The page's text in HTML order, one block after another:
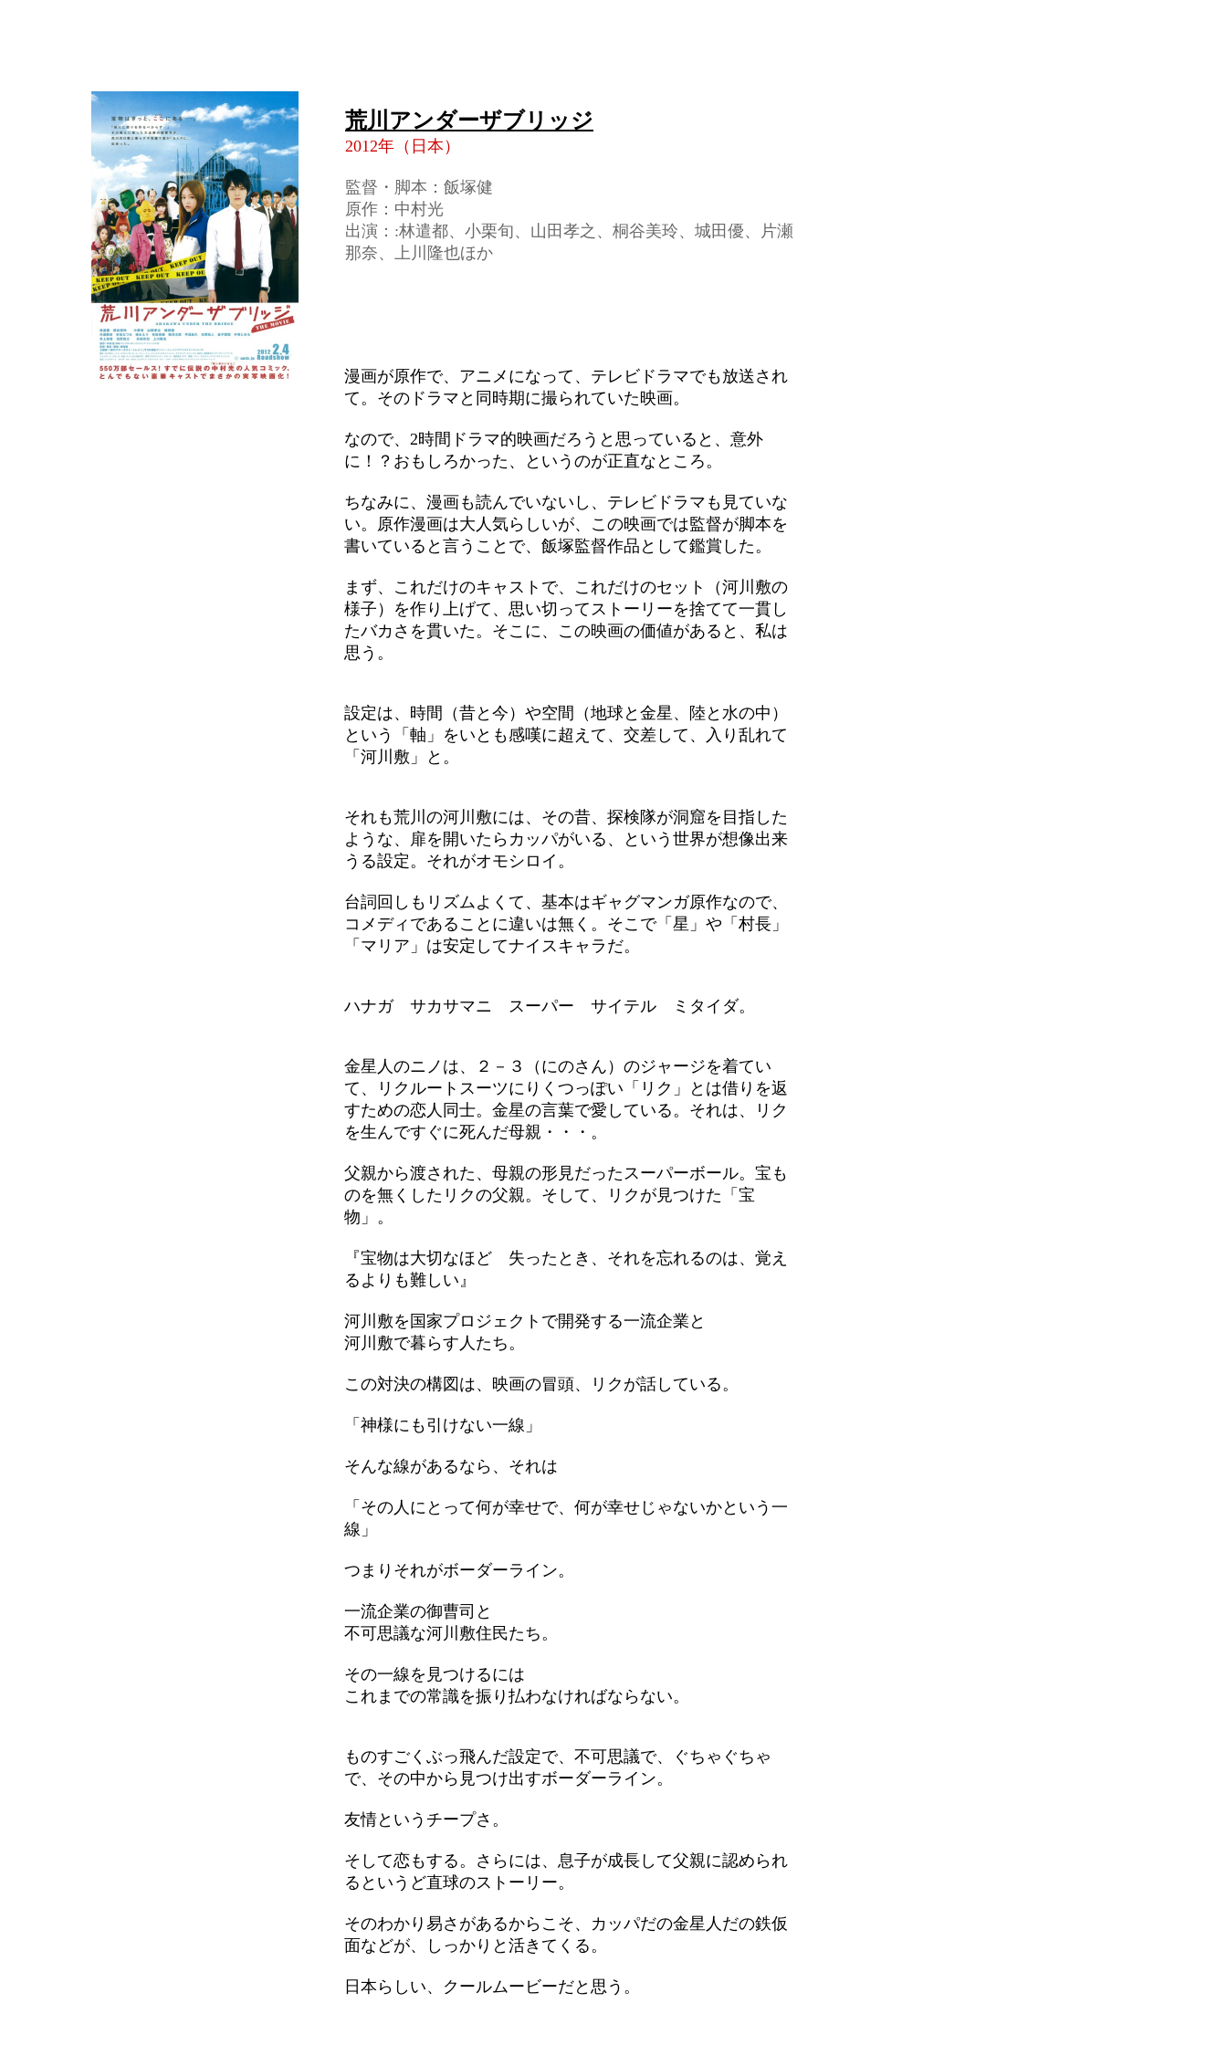
漫画が原作で、アニメになって、テレビドラマでも放送され
て。そのドラマと同時期に撮られていた映画。
なので、2時間ドラマ的映画だろうと思っていると、意外
に！？おもしろかった、というのが正直なところ。
ちなみに、漫画も読んでいないし、テレビドラマも見ていな
い。原作漫画は大人気らしいが、この映画では監督が脚本を
書いていると言うことで、飯塚監督作品として鑑賞した。
まず、これだけのキャストで、これだけのセット（河川敷の
様子）を作り上げて、思い切ってストーリーを捨てて一貫し
たバカさを貫いた。そこに、この映画の価値があると、私は
思う。
設定は、時間（昔と今）や空間（地球と金星、陸と水の中）
という「軸」をいとも感嘆に超えて、交差して、入り乱れて
「河川敷」と。
それも荒川の河川敷には、その昔、探検隊が洞窟を目指した
ような、扉を開いたらカッパがいる、という世界が想像出来
うる設定。それがオモシロイ。
台詞回しもリズムよくて、基本はギャグマンガ原作なので、
コメディであることに違いは無く。そこで「星」や「村長」
「マリア」は安定してナイスキャラだ。
ハナガ サカサマニ スーパー サイテル ミタイダ。
金星人のニノは、２－３（にのさん）のジャージを着てい
て、リクルートスーツにりくつっぽい「リク」とは借りを返
すための恋人同士。金星の言葉で愛している。それは、リク
を生んですぐに死んだ母親・・・。
父親から渡された、母親の形見だったスーパーボール。宝も
のを無くしたリクの父親。そして、リクが見つけた「宝
物」。
『宝物は大切なほど 失ったとき、それを忘れるのは、覚え
るよりも難しい』
河川敷を国家プロジェクトで開発する一流企業と
河川敷で暮らす人たち。
この対決の構図は、映画の冒頭、リクが話している。
「神様にも引けない一線」
そんな線があるなら、それは
「その人にとって何が幸せで、何が幸せじゃないかという一
線」
つまりそれがボーダーライン。
一流企業の御曹司と
不可思議な河川敷住民たち。
その一線を見つけるには
これまでの常識を振り払わなければならない。
ものすごくぶっ飛んだ設定で、不可思議で、ぐちゃぐちゃ
で、その中から見つけ出すボーダーライン。
友情というチープさ。
そして恋もする。さらには、息子が成長して父親に認められ
るというど直球のストーリー。
そのわかり易さがあるからこそ、カッパだの金星人だの鉄仮
面などが、しっかりと活きてくる。
日本らしい、クールムービーだと思う。
荒川アンダーザブリッジ
2012年（日本）
監督・脚本：飯塚健
原作：中村光
出演：:林遣都、小栗旬、山田孝之、桐谷美玲、城田優、片瀬
那奈、上川隆也ほか